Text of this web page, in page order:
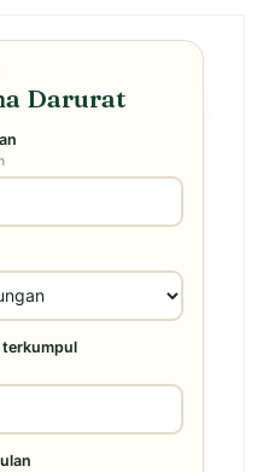
Darurat
terkumpul